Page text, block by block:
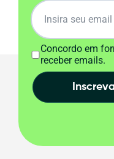
Concordo em
receber emails.